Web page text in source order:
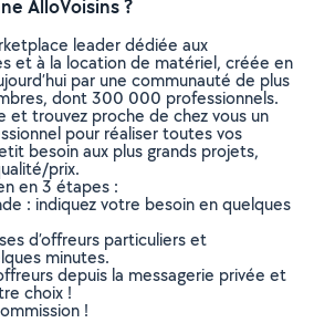
AlloVoisins ?
leader dédiée aux
et à la location de matériel, créée en
par une communauté de plus
dont 300 000 professionnels.
et trouvez proche de chez vous un
pour réaliser toutes vos
besoin aux plus grands projets,
prix.
en 3 étapes :
: indiquez votre besoin en quelques
d’offreurs particuliers et
minutes.
depuis la messagerie privée et
choix !
!